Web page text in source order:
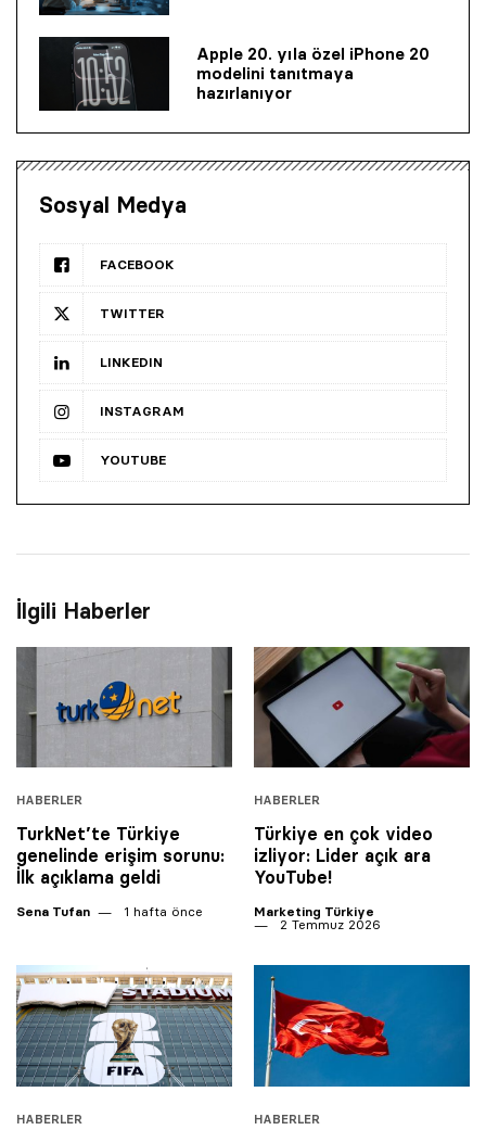
Apple 20. yıla özel iPhone 20
modelini tanıtmaya
hazırlanıyor
Sosyal Medya
FACEBOOK
TWITTER
LINKEDIN
INSTAGRAM
YOUTUBE
İlgili Haberler
HABERLER
TurkNet’te Türkiye
genelinde erişim sorunu:
İlk açıklama geldi
Sena Tufan 1 hafta önce
HABERLER
Türkiye en çok video
izliyor: Lider açık ara
YouTube!
Marketing Türkiye
2 Temmuz 2026
HABERLER HABERLER